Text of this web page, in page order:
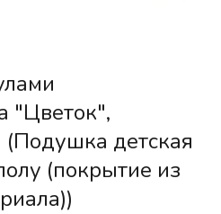
"Цветок",
детская
(покрытие из